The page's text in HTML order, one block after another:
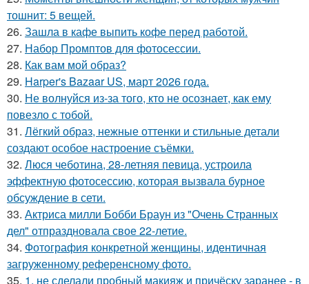
тошнит: 5 вещей.
26. Зашла в кафе выпить кофе перед работой.
27. Набор Промптов для фотосессии.
28. Как вам мой образ?
29. Harper's Bazaar US, март 2026 года.
30. Не волнуйся из-за того, кто не осознает, как ему
повезло с тобой.
31. Лёгкий образ, нежные оттенки и стильные детали
создают особое настроение съёмки.
32. Люся чеботина, 28-летняя певица, устроила
эффектную фотосессию, которая вызвала бурное
обсуждение в сети.
33. Актриса милли Бобби Браун из "Очень Странных
дел" отпраздновала свое 22-летие.
34. Фотография конкретной женщины, идентичная
загруженному референсному фото.
35. 1. не сделали пробный макияж и причёску заранее - в